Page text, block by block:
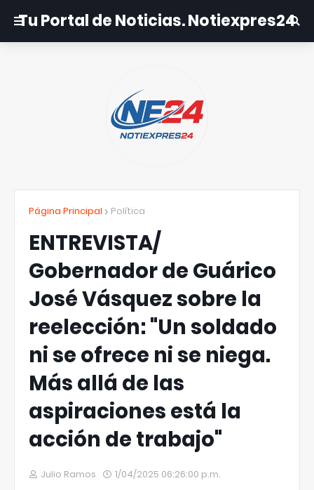
Tu Portal de Noticias. Notiexpres24
Página Principal Política
ENTREVISTA/
Gobernador de Guárico
José Vásquez sobre la
reelección: "Un soldado
ni se ofrece ni se niega.
Más allá de las
aspiraciones está la
acción de trabajo"
Julio Ramos 1/04/2025 06:26:00 p.m.